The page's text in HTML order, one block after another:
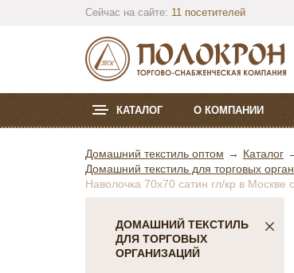
Сейчас на сайте: 11 посетителей
КАТАЛОГ О КОМПАНИИ
Домашний текстиль оптом
Каталог
Домашний текстиль для торговых
Наволочка 70х70 сатин гл/кр в
ДОМАШНИЙ ТЕКСТИЛЬ
ДЛЯ ТОРГОВЫХ
ОРГАНИЗАЦИЙ